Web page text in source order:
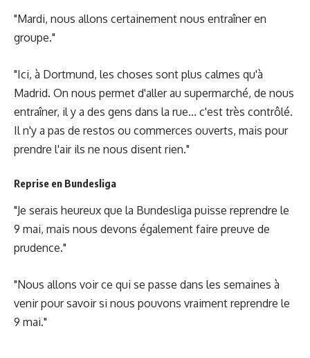
"Mardi, nous allons certainement nous entraîner en
groupe."
"Ici, à Dortmund, les choses sont plus calmes qu'à
Madrid. On nous permet d'aller au supermarché, de nous
entraîner, il y a des gens dans la rue... c'est très contrôlé.
Il n'y a pas de restos ou commerces ouverts, mais pour
prendre l'air ils ne nous disent rien."
Reprise en Bundesliga
"Je serais heureux que la Bundesliga puisse reprendre le
9 mai, mais nous devons également faire preuve de
prudence."
"Nous allons voir ce qui se passe dans les semaines à
venir pour savoir si nous pouvons vraiment reprendre le
9 mai."